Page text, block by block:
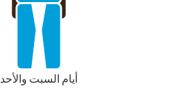
أيام السبت والأحد